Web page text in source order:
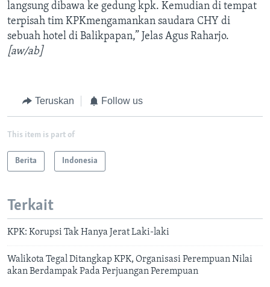
langsung dibawa ke gedung kpk. Kemudian di tempat
terpisah tim KPKmengamankan saudara CHY di
sebuah hotel di Balikpapan,” Jelas Agus Raharjo.
[aw/ab]
Teruskan Follow us
This item is part of
Berita Indonesia
Terkait
KPK: Korupsi Tak Hanya Jerat Laki-laki
Walikota Tegal Ditangkap KPK, Organisasi Perempuan Nilai
akan Berdampak Pada Perjuangan Perempuan